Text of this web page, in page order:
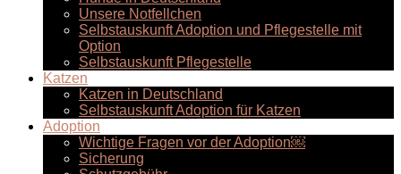
Unsere Notfellchen
Selbstauskunft Adoption und Pflegestelle mit
Option
Selbstauskunft Pflegestelle
Katzen
Katzen in Deutschland
Selbstauskunft Adoption für Katzen
Adoption
Wichtige Fragen vor der Adoption￼
Sicherung